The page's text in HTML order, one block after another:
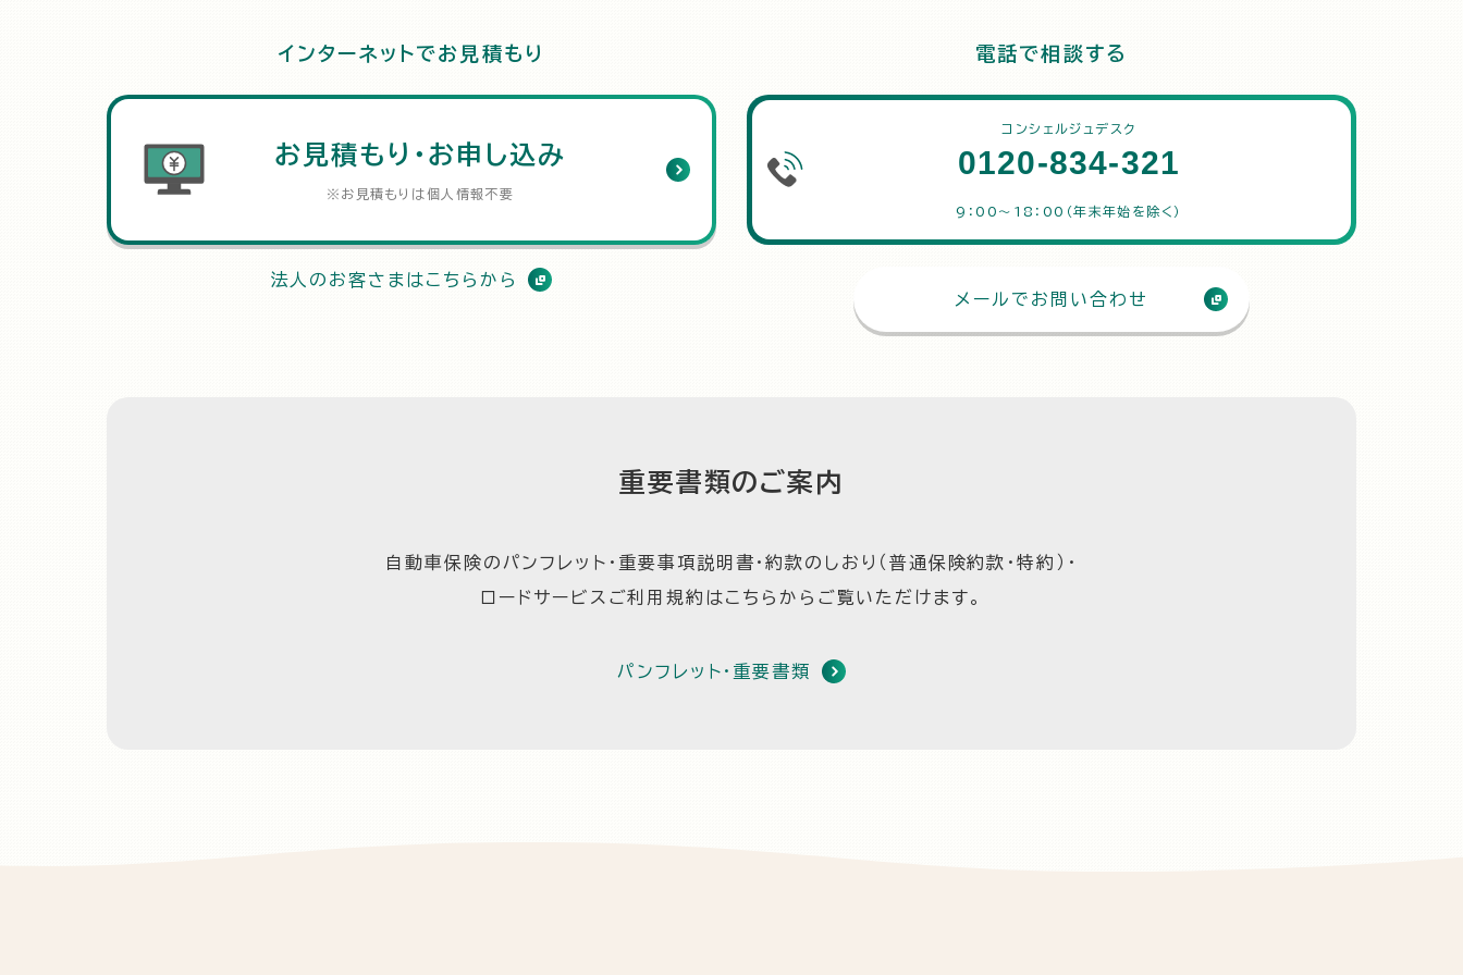
インターネットでお見積もり
お見積もり・お申し込み
※お見積もりは個人情報不要
法人のお客さまはこちらから
電話で相談する
コンシェルジュデスク
0120-834-321
9：00～18：00（年末年始を除く）
メールでお問い合わせ
重要書類のご案内
自動車保険のパンフレット・重要事項説明書・約款のしおり（普通保険約款・特約）・
ロードサービスご利用規約はこちらからご覧いただけます。
パンフレット・重要書類